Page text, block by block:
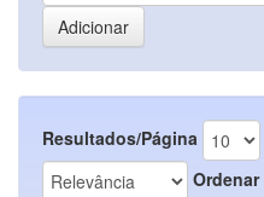
Resultados/Página
Ordenar